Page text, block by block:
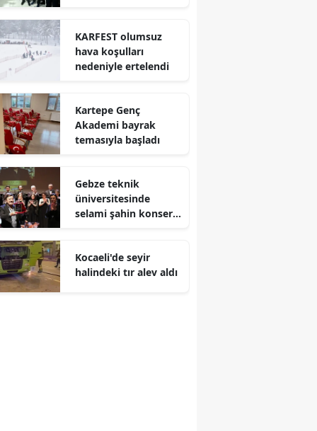
Kocaeli
Kütahya
Malatya
Kahramanmaraş
Muğla
Muş
KARFEST olumsuz
hava koşulları
nedeniyle ertelendi
Kartepe Genç
Akademi bayrak
temasıyla başladı
Gebze teknik
üniversitesinde
selami şahin konseri
Kocaeli'de seyir
halindeki tır alev aldı